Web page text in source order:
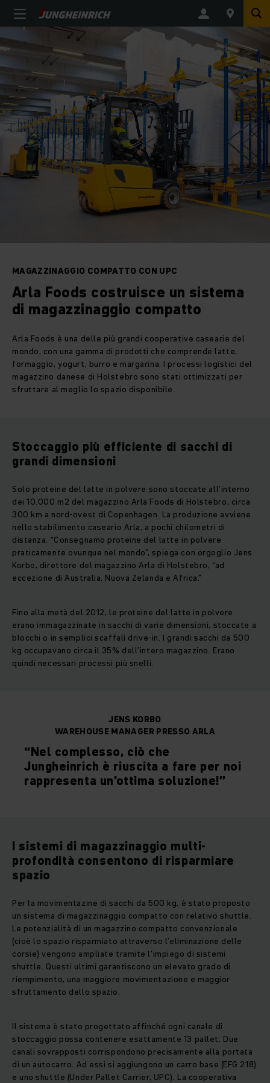
MAGAZZINAGGIO COMPATTO CON UPC
Arla Foods costruisce un sistema
di magazzinaggio compatto
Arla Foods è una delle più grandi cooperative casearie del
mondo, con una gamma di prodotti che comprende latte,
formaggio, yogurt, burro e margarina. I processi logistici del
magazzino danese di Holstebro sono stati ottimizzati per
sfruttare al meglio lo spazio disponibile.
Stoccaggio più efficiente di sacchi di
grandi dimensioni
Solo proteine del latte in polvere sono stoccate all’interno
dei 10.000 m2 del magazzino Arla Foods di Holstebro, circa
300 km a nord-ovest di Copenhagen. La produzione avviene
nello stabilimento caseario Arla, a pochi chilometri di
distanza. “Consegnamo proteine del latte in polvere
praticamente ovunque nel mondo”, spiega con orgoglio Jens
Korbo, direttore del magazzino Arla di Holstebro, “ad
eccezione di Australia, Nuova Zelanda e Africa.”
Fino alla metà del 2012, le proteine del latte in polvere
erano immagazzinate in sacchi di varie dimensioni, stoccate a
blocchi o in semplici scaffali drive-in. I grandi sacchi da 500
kg occupavano circa il 35% dell’intero magazzino. Erano
quindi necessari processi più snelli.
JENS KORBO
WAREHOUSE MANAGER PRESSO ARLA
“Nel complesso, ciò che
Jungheinrich è riuscita a fare per noi
rappresenta un’ottima soluzione!”
I sistemi di magazzinaggio multi-
profondità consentono di risparmiare
spazio
Per la movimentazine di sacchi da 500 kg, è stato proposto
un sistema di magazzinaggio compatto con relativo shuttle.
Le potenzialità di un magazzino compatto convenzionale
(cioè lo spazio risparmiato attraverso l’eliminazione delle
corsie) vengono ampliate tramite l’impiego di sistemi
shuttle. Questi ultimi garantiscono un elevato grado di
riempimento, una maggiore movimentazione e maggior
sfruttamento dello spazio.
Il sistema è stato progettato affinché ogni canale di
stoccaggio possa contenere esattamente 13 pallet. Due
canali sovrapposti corrispondono precisamente alla portata
di un autocarro. Ad essi si aggiungono un carro base (EFG 218)
e uno shuttle (Under Pallet Carrier, UPC). La cooperativa